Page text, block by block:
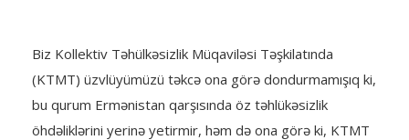
Biz Kollektiv Təhülkəsizlik Müqaviləsi Təşkilatında
(KTMT) üzvlüyümüzü təkcə ona görə dondurmamışıq ki,
bu qurum Ermənistan qarşısında öz təhlükəsizlik
öhdəliklərini yerinə yetirmir, həm də ona görə ki, KTMT